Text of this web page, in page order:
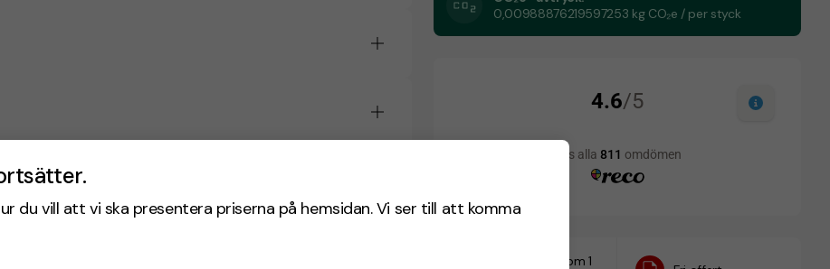
du vill att vi ska presentera priserna på hemsidan. Vi ser till att komma
0,00988876219597253 kg CO₂e / per styck
Designskiss inom 1